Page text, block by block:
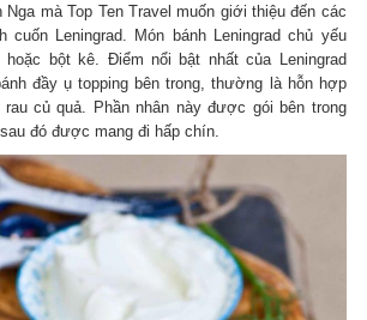
mà Top Ten Travel muốn giới thiệu đến các
cuốn Leningrad. Món bánh Leningrad chủ yếu
bột kê. Điểm nổi bật nhất của Leningrad
đầy ụ topping bên trong, thường là hỗn hợp
củ quả. Phần nhân này được gói bên trong
đó được mang đi hấp chín.